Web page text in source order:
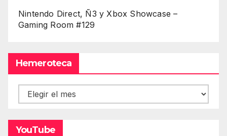
Nintendo Direct, Ñ3 y Xbox Showcase –
Gaming Room #129
Hemeroteca
Hemeroteca
YouTube